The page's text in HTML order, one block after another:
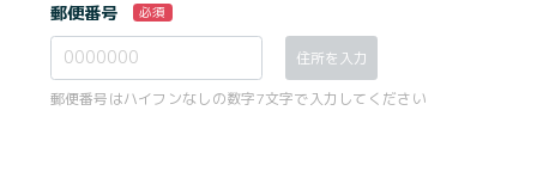
郵便番号 必須
住所を入力
郵便番号はハイフンなしの数字7文字で入力してください